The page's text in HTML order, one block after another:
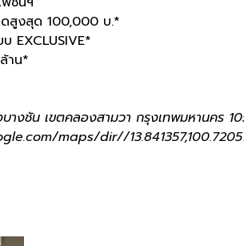
ดสูงสุด 100,000 บ.*
EXCLUSIVE*
าน*
างชัน เขตคลองสามวา กรุงเทพมหานคร
maps/dir//